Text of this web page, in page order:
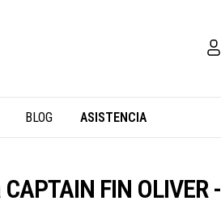
BLOG ASISTENCIA
FIN OLIVER -